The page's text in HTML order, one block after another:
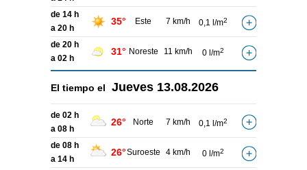
de 14 h
a 20 h
35° Este 7 km/h 0,1 l/m2
de 20 h
a 02 h
31° Noreste 11 km/h 0 l/m2
El tiempo el Jueves 13.08.2026
de 02 h
a 08 h
26° Norte 7 km/h 0,1 l/m2
de 08 h
a 14 h
26°Suroeste 4 km/h 0 l/m2